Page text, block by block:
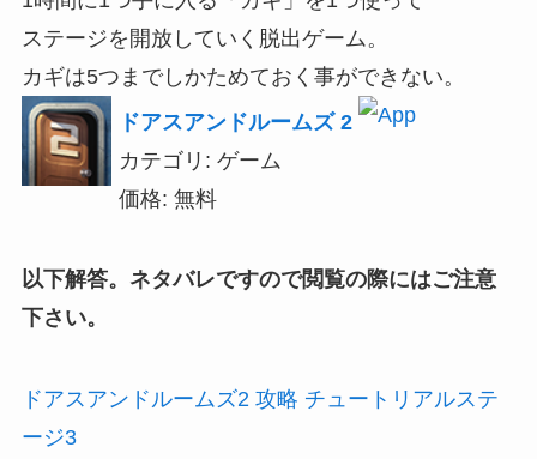
ステージを開放していく脱出ゲーム。
カギは5つまでしかためておく事ができない。
ドアスアンドルームズ 2
カテゴリ: ゲーム
価格: 無料
以下解答。ネタバレですので閲覧の際にはご注意
下さい。
ドアスアンドルームズ2 攻略 チュートリアルステ
ージ3